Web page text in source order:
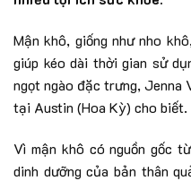
Mận khô, giống như nho
giúp kéo dài thời gian sử
ngọt ngào đặc trưng, Jenna
tại Austin (Hoa Kỳ) cho biết.
Vì mận khô có nguồn gốc
dinh dưỡng của bản thân